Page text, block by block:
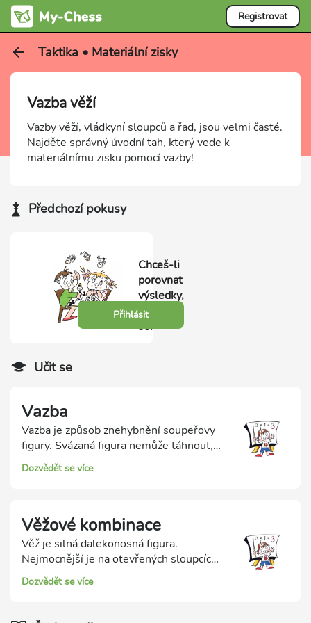
Registrovat
Taktika • Materiální zisky
Vazba věží
Vazby věží, vládkyní sloupců a řad, jsou velmi časté.
Najděte správný úvodní tah, který vede k
materiálnímu zisku pomocí vazby!
Předchozí pokusy
Chceš-li
porovnat
výsledky,
přihlas
se.
Přihlásit
Učit se
Vazba
Vazba je způsob znehybnění soupeřovy
figury. Svázaná figura nemůže táhnout,
protože by odkryla útok na figuru stojící
za sebou. Vazbu umí vytvořit střelec, věž
Dozvědět se více
Věžové kombinace
Věž je silná dalekonosná figura.
Nejmocnější je na otevřených sloupcích,
spoustu práce dokáže vykonat i na
vhodných řadách. Svou sílu uplatní při
Dozvědět se více